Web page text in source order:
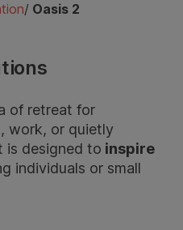
/ Oasis 2
of retreat for
work, or quietly
is designed to inspire
individuals or small